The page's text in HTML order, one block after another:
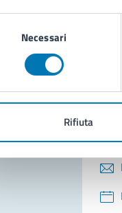
Necessari
Rifiuta